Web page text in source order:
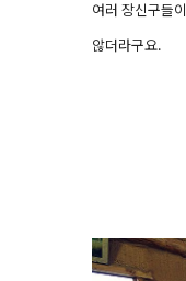
여러 장신구들
않더라구요.